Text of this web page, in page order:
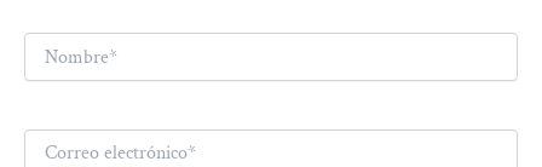
Nombre*
Correo